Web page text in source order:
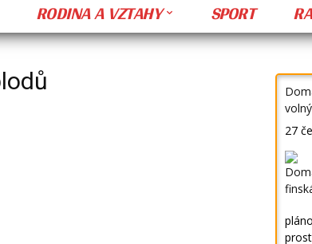
RODINA A VZTAHY SPORT
27